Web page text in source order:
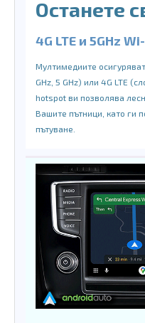
Останете
4G LTE и 5GHz
Мултимедиите
GHz, 5 GHz) или 4G LTE
hotspot ви позволява
Вашите пътници, като ги
пътуване.